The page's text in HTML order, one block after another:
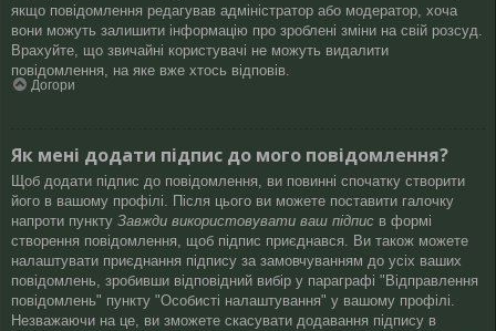
якщо повідомлення редагував адміністратор або модератор, хоча
вони можуть залишити інформацію про зроблені зміни на свій розсуд.
Врахуйте, що звичайні користувачі не можуть видалити
повідомлення, на яке вже хтось відповів.
Догори
Як мені додати підпис до мого повідомлення?
Щоб додати підпис до повідомлення, ви повинні спочатку створити
його в вашому профілі. Після цього ви можете поставити галочку
напроти пункту Завжди використовувати ваш підпис в формі
створення повідомлення, щоб підпис приєднався. Ви також можете
налаштувати приєднання підпису за замовчуванням до усіх ваших
повідомлень, зробивши відповідний вибір у параграфі "Відправлення
повідомлень" пункту "Особисті налаштування" у вашому профілі.
Незважаючи на це, ви зможете скасувати додавання підпису в